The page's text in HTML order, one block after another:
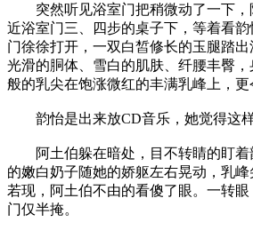
突然听见浴室门把稍微动了一下，
近浴室门三、四步的桌子下，等着看韵
门徐徐打开，一双白皙修长的玉腿踏出
光滑的胴体、雪白的肌肤、纤腰丰臀
般的乳尖在饱涨微红的丰满乳峰上，更
韵怡是出来放CD音乐，她觉得这样
阿土伯躲在暗处，目不转睛的盯着
的嫩白奶子随她的娇躯左右晃动，乳
若现，阿土伯不由的看傻了眼。一转
门仅半掩。